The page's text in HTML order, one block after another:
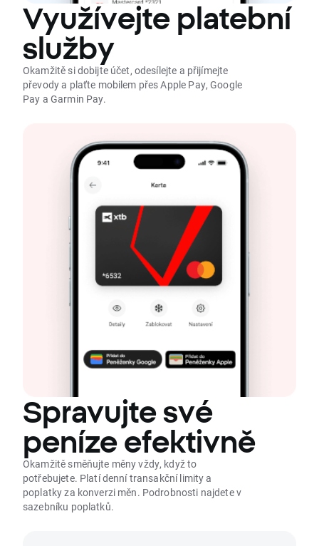
Využívejte platební
služby
Okamžitě si dobijte účet, odesílejte a přijímejte
převody a plaťte mobilem přes Apple Pay, Google
Pay a Garmin Pay.
Spravujte své
peníze efektivně
Okamžitě směňujte měny vždy, když to
potřebujete. Platí denní transakční limity a
poplatky za konverzi měn. Podrobnosti najdete v
sazebníku poplatků.